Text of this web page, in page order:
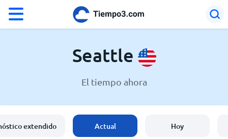
Seattle
El tiempo ahora
extendido Actual Hoy